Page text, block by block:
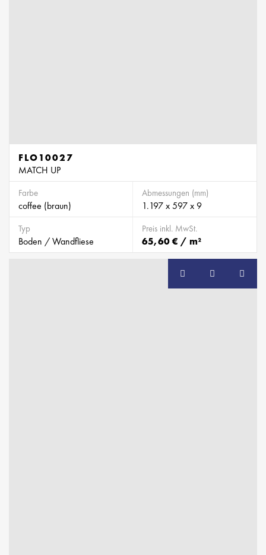
FLO10027
MATCH UP
Farbe
coffee (braun)
Abmessungen (mm)
1.197 x 597 x 9
Typ
Boden / Wandfliese
Preis inkl. MwSt.
65,60 € / m²